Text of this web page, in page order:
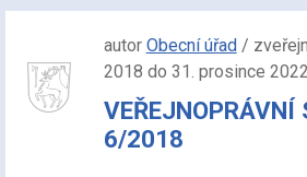
autor Obecní úřad/
2018 do 31. prosince 2022
VEŘEJNOPRÁVNÍ
6/2018